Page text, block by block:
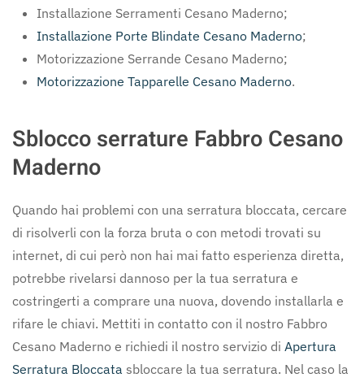
Installazione Serramenti Cesano Maderno;
Installazione Porte Blindate Cesano Maderno;
Motorizzazione Serrande Cesano Maderno;
Motorizzazione Tapparelle Cesano Maderno.
Sblocco serrature Fabbro Cesano
Maderno
Quando hai problemi con una serratura bloccata, cercare
di risolverli con la forza bruta o con metodi trovati su
internet, di cui però non hai mai fatto esperienza diretta,
potrebbe rivelarsi dannoso per la tua serratura e
costringerti a comprare una nuova, dovendo installarla e
rifare le chiavi. Mettiti in contatto con il nostro Fabbro
Cesano Maderno e richiedi il nostro servizio di Apertura
Serratura Bloccata sbloccare la tua serratura. Nel caso la